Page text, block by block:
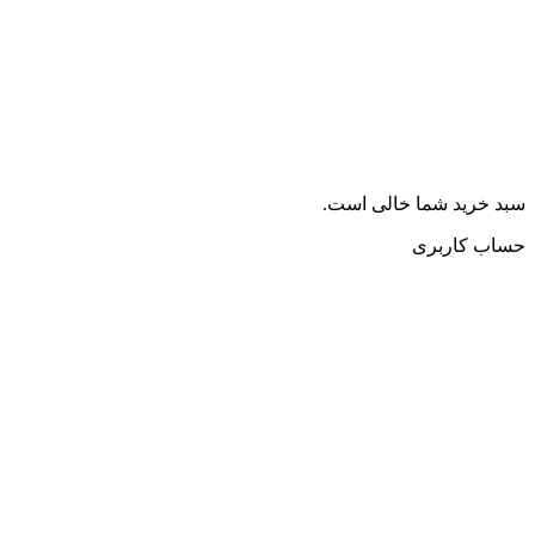
سبد خرید شما خالی است.
حساب کاربری